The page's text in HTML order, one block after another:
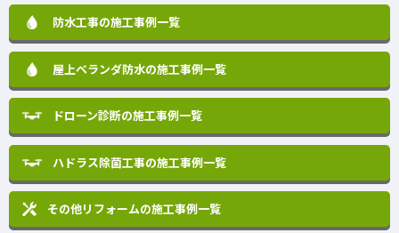
防水工事の施工事例一覧
屋上ベランダ防水の施工事例一覧
ドローン診断の施工事例一覧
ハドラス除菌工事の施工事例一覧
その他リフォームの施工事例一覧